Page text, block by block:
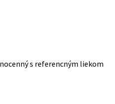
s referencným liekom